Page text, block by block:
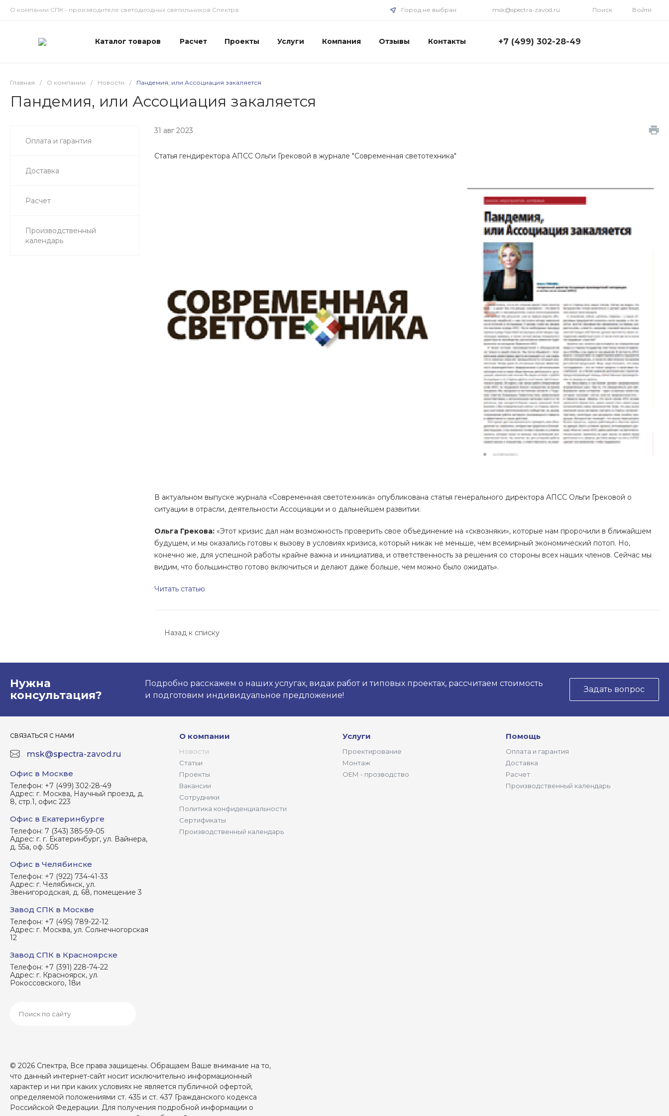
О компании СПК - производителе светодиодных светильников Спектра Город не выбран msk@spectra-zavod.ru Поиск Войти
Каталог товаров Расчет Проекты Услуги Компания Отзывы Контакты +7 (499) 302-28-49
msk@spectra-zavod.ru
+7 (922) 734-41-33
г. Челябинск, ул.
Звенигородская, д. 68,
помещение 3
Пн-Пт: 9:00-18:00 Cб-Вс:
Выходной
tdmvp@mail.ru
+7 (495) 789-22-12
г. Москва, ул.
Солнечногорская 12
Пн-Пт: 8:00-18:00 Cб-Вс:
Выходной
msk@spectra-zavod.ru
+7 (391) 228-74-22
г. Красноярск, ул.
Рокоссовского, 18и
Пн-Пт: 9:00-18:00 Cб-Вс:
Выходной
info@spectra-zavod.ru
Главная / О компании / Новости / Пандемия, или Ассоциация закаляется
Пандемия, или Ассоциация закаляется
Оплата и гарантия
Доставка
Расчет
Производственный
календарь
31 авг 2023
Статья гендиректора АПСС Ольги Грековой в журнале "Современная светотехника"
В актуальном выпуске журнала «Современная светотехника» опубликована статья генерального директора АПСС Ольги Грековой о
ситуации в отрасли, деятельности Ассоциации и о дальнейшем развитии.
Ольга Грекова: «Этот кризис дал нам возможность проверить свое объединение на «сквозняки», которые нам пророчили в ближайшем
будущем, и мы оказались готовы к вызову в условиях кризиса, который никак не меньше, чем всемирный экономический потоп. Но,
конечно же, для успешной работы крайне важна и инициатива, и ответственность за решения со стороны всех наших членов. Сейчас мы
видим, что большинство готово включиться и делают даже больше, чем можно было ожидать».
Читать статью
Назад к списку
Нужна
консультация?
Подробно расскажем о наших услугах, видах работ и типовых проектах, рассчитаем стоимость
и подготовим индивидуальное предложение!
Задать вопрос
СВЯЗАТЬСЯ С НАМИ
msk@spectra-zavod.ru
Офис в Москве
Телефон: +7 (499) 302-28-49
Адрес: г. Москва, Научный проезд, д.
8, стр.1, офис 223
Офис в Екатеринбурге
Телефон: 7 (343) 385-59-05
Адрес: г. г. Екатеринбург, ул. Вайнера,
д. 55а, оф. 505
Офис в Челябинске
Телефон: +7 (922) 734-41-33
Адрес: г. Челябинск, ул.
Звенигородская, д. 68, помещение 3
Завод СПК в Москве
Телефон: +7 (495) 789-22-12
Адрес: г. Москва, ул. Солнечногорская
12
Завод СПК в Красноярске
Телефон: +7 (391) 228-74-22
Адрес: г. Красноярск, ул.
Рокоссовского, 18и
О компании
Новости
Статьи
Проекты
Вакансии
Сотрудники
Политика конфиденциальности
Сертификаты
Производственный календарь
Услуги
Проектирование
Монтаж
ОЕМ - прозводство
Помощь
Оплата и гарантия
Доставка
Расчет
Производственный календарь
© 2026 Спектра, Все права защищены. Обращаем Ваше внимание на то,
что данный интернет-сайт носит исключительно информационный
характер и ни при каких условиях не является публичной офертой,
определяемой положениями ст. 435 и ст. 437 Гражданского кодекса
Российской Федерации. Для получения подробной информации о